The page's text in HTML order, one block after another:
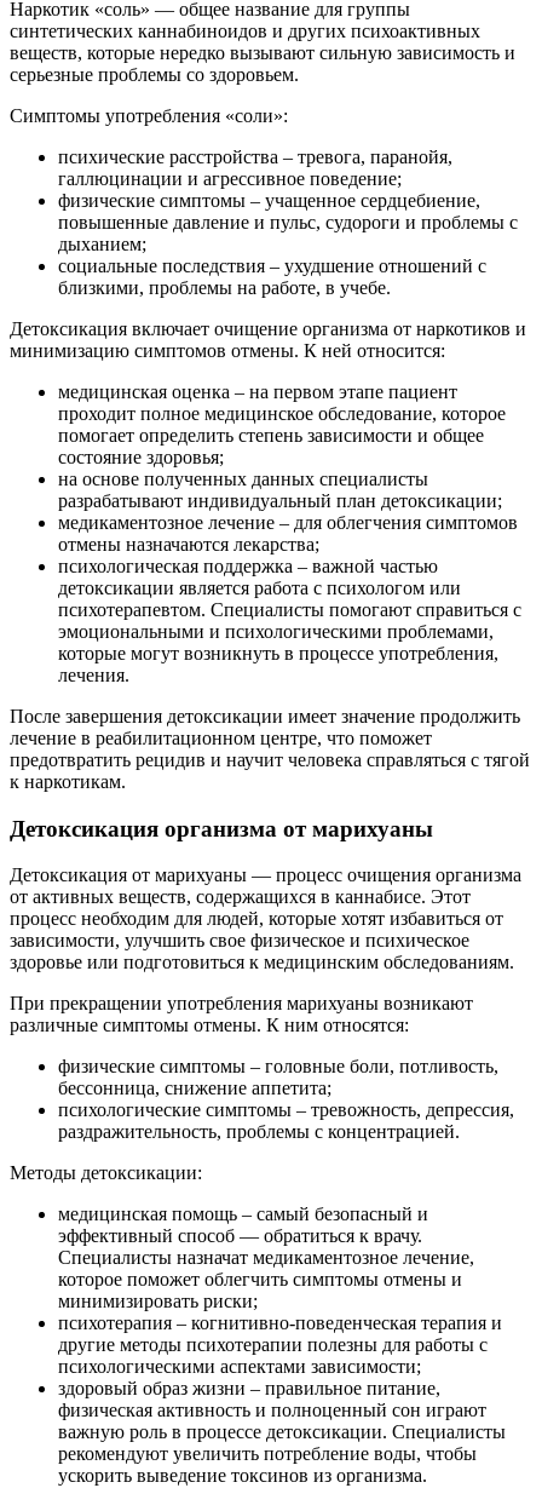
Наркотик «соль» — общее название для группы
синтетических каннабиноидов и других психоактивных
веществ, которые нередко вызывают сильную зависимость и
серьезные проблемы со здоровьем.
Симптомы употребления «соли»:
психические расстройства – тревога, паранойя,
галлюцинации и агрессивное поведение;
физические симптомы – учащенное сердцебиение,
повышенные давление и пульс, судороги и проблемы с
дыханием;
социальные последствия – ухудшение отношений с
близкими, проблемы на работе, в учебе.
Детоксикация включает очищение организма от наркотиков и
минимизацию симптомов отмены. К ней относится:
медицинская оценка – на первом этапе пациент
проходит полное медицинское обследование, которое
помогает определить степень зависимости и общее
состояние здоровья;
на основе полученных данных специалисты
разрабатывают индивидуальный план детоксикации;
медикаментозное лечение – для облегчения симптомов
отмены назначаются лекарства;
психологическая поддержка – важной частью
детоксикации является работа с психологом или
психотерапевтом. Специалисты помогают справиться с
эмоциональными и психологическими проблемами,
которые могут возникнуть в процессе употребления,
лечения.
После завершения детоксикации имеет значение продолжить
лечение в реабилитационном центре, что поможет
предотвратить рецидив и научит человека справляться с тягой
к наркотикам.
Детоксикация организма от марихуаны
Детоксикация от марихуаны — процесс очищения организма
от активных веществ, содержащихся в каннабисе. Этот
процесс необходим для людей, которые хотят избавиться от
зависимости, улучшить свое физическое и психическое
здоровье или подготовиться к медицинским обследованиям.
При прекращении употребления марихуаны возникают
различные симптомы отмены. К ним относятся:
физические симптомы – головные боли, потливость,
бессонница, снижение аппетита;
психологические симптомы – тревожность, депрессия,
раздражительность, проблемы с концентрацией.
Методы детоксикации:
медицинская помощь – самый безопасный и
эффективный способ — обратиться к врачу.
Специалисты назначат медикаментозное лечение,
которое поможет облегчить симптомы отмены и
минимизировать риски;
психотерапия – когнитивно-поведенческая терапия и
другие методы психотерапии полезны для работы с
психологическими аспектами зависимости;
здоровый образ жизни – правильное питание,
физическая активность и полноценный сон играют
важную роль в процессе детоксикации. Специалисты
рекомендуют увеличить потребление воды, чтобы
ускорить выведение токсинов из организма.